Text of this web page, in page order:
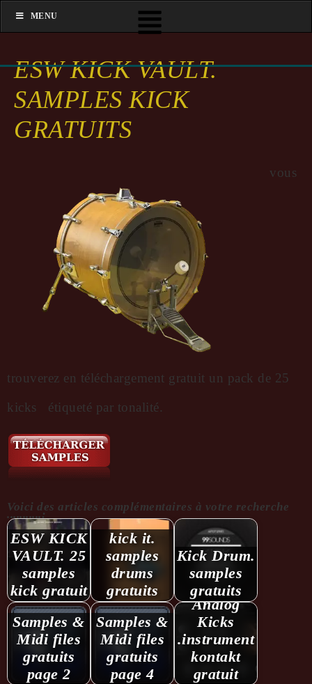
ESW KICK VAULT.
SAMPLES KICK
GRATUITS
vous
trouverez en téléchargement gratuit un pack de 25
kicks étiqueté par tonalité.
Voici des articles complémentaires à votre recherche
...........:
ESW KICK
VAULT. 25
samples
kick gratuit
kick it.
samples
drums
gratuits
Kick Drum.
samples
gratuits
Samples &
Midi files
gratuits
page 2
Samples &
Midi files
gratuits
page 4
Analog
Kicks
.instrument
kontakt
gratuit
MENU